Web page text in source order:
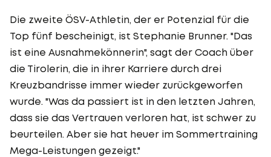
Die zweite ÖSV-Athletin, der er Potenzial für die
Top fünf bescheinigt, ist Stephanie Brunner. "Das
ist eine Ausnahmekönnerin", sagt der Coach über
die Tirolerin, die in ihrer Karriere durch drei
Kreuzbandrisse immer wieder zurückgeworfen
wurde. "Was da passiert ist in den letzten Jahren,
dass sie das Vertrauen verloren hat, ist schwer zu
beurteilen. Aber sie hat heuer im Sommertraining
Mega-Leistungen gezeigt."